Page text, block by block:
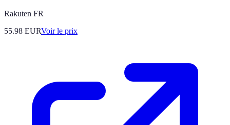
Rakuten FR
55.98 EURVoir le prix